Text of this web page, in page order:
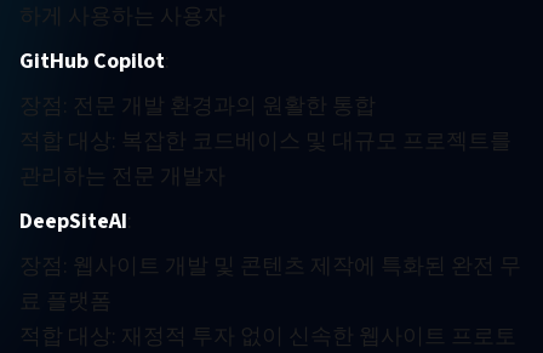
하게 사용하는 사용자
GitHub Copilot:
장점: 전문 개발 환경과의 원활한 통합
적합 대상: 복잡한 코드베이스 및 대규모 프로젝트를
관리하는 전문 개발자
DeepSiteAI:
장점: 웹사이트 개발 및 콘텐츠 제작에 특화된 완전 무
료 플랫폼
적합 대상: 재정적 투자 없이 신속한 웹사이트 프로토